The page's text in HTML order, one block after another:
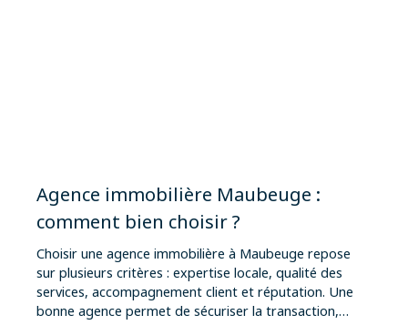
Agence immobilière Maubeuge :
comment bien choisir ?
Choisir une agence immobilière à Maubeuge repose
sur plusieurs critères : expertise locale, qualité des
services, accompagnement client et réputation. Une
bonne agence permet de sécuriser la transaction,